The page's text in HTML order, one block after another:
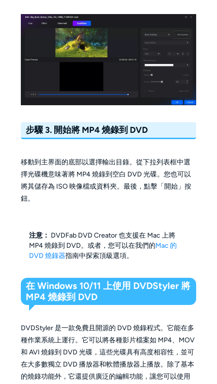
步驟 3. 開始將 MP4 燒錄到 DVD
移動到主界面的底部以選擇輸出目錄。從下拉列表框中選
擇光碟機意味著將 MP4 燒錄到空白 DVD 光碟。您也可以
將其儲存為 ISO 映像檔或資料夾。最後，點擊「開始」按
鈕。
注意： DVDFab DVD Creator 也支援在 Mac 上將
MP4 燒錄到 DVD。或者，您可以在我們的Mac 的
DVD 燒錄器指南中探索頂級選項。
在 Windows 10/11 上使用 DVDStyler 將
MP4 燒錄到 DVD
DVDStyler 是一款免費且開源的 DVD 燒錄程式。它能在多
種作業系統上運行。它可以將各種影片檔案如 MP4、MOV
和 AVI 燒錄到 DVD 光碟，這些光碟具有高度相容性，並可
在大多數獨立 DVD 播放器和軟體播放器上播放。除了基本
的燒錄功能外，它還提供廣泛的編輯功能，讓您可以使用